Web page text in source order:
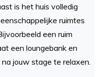
is het huis volledig
ruimtes
een ruim
een loungebank en
jouw stage te relaxen.